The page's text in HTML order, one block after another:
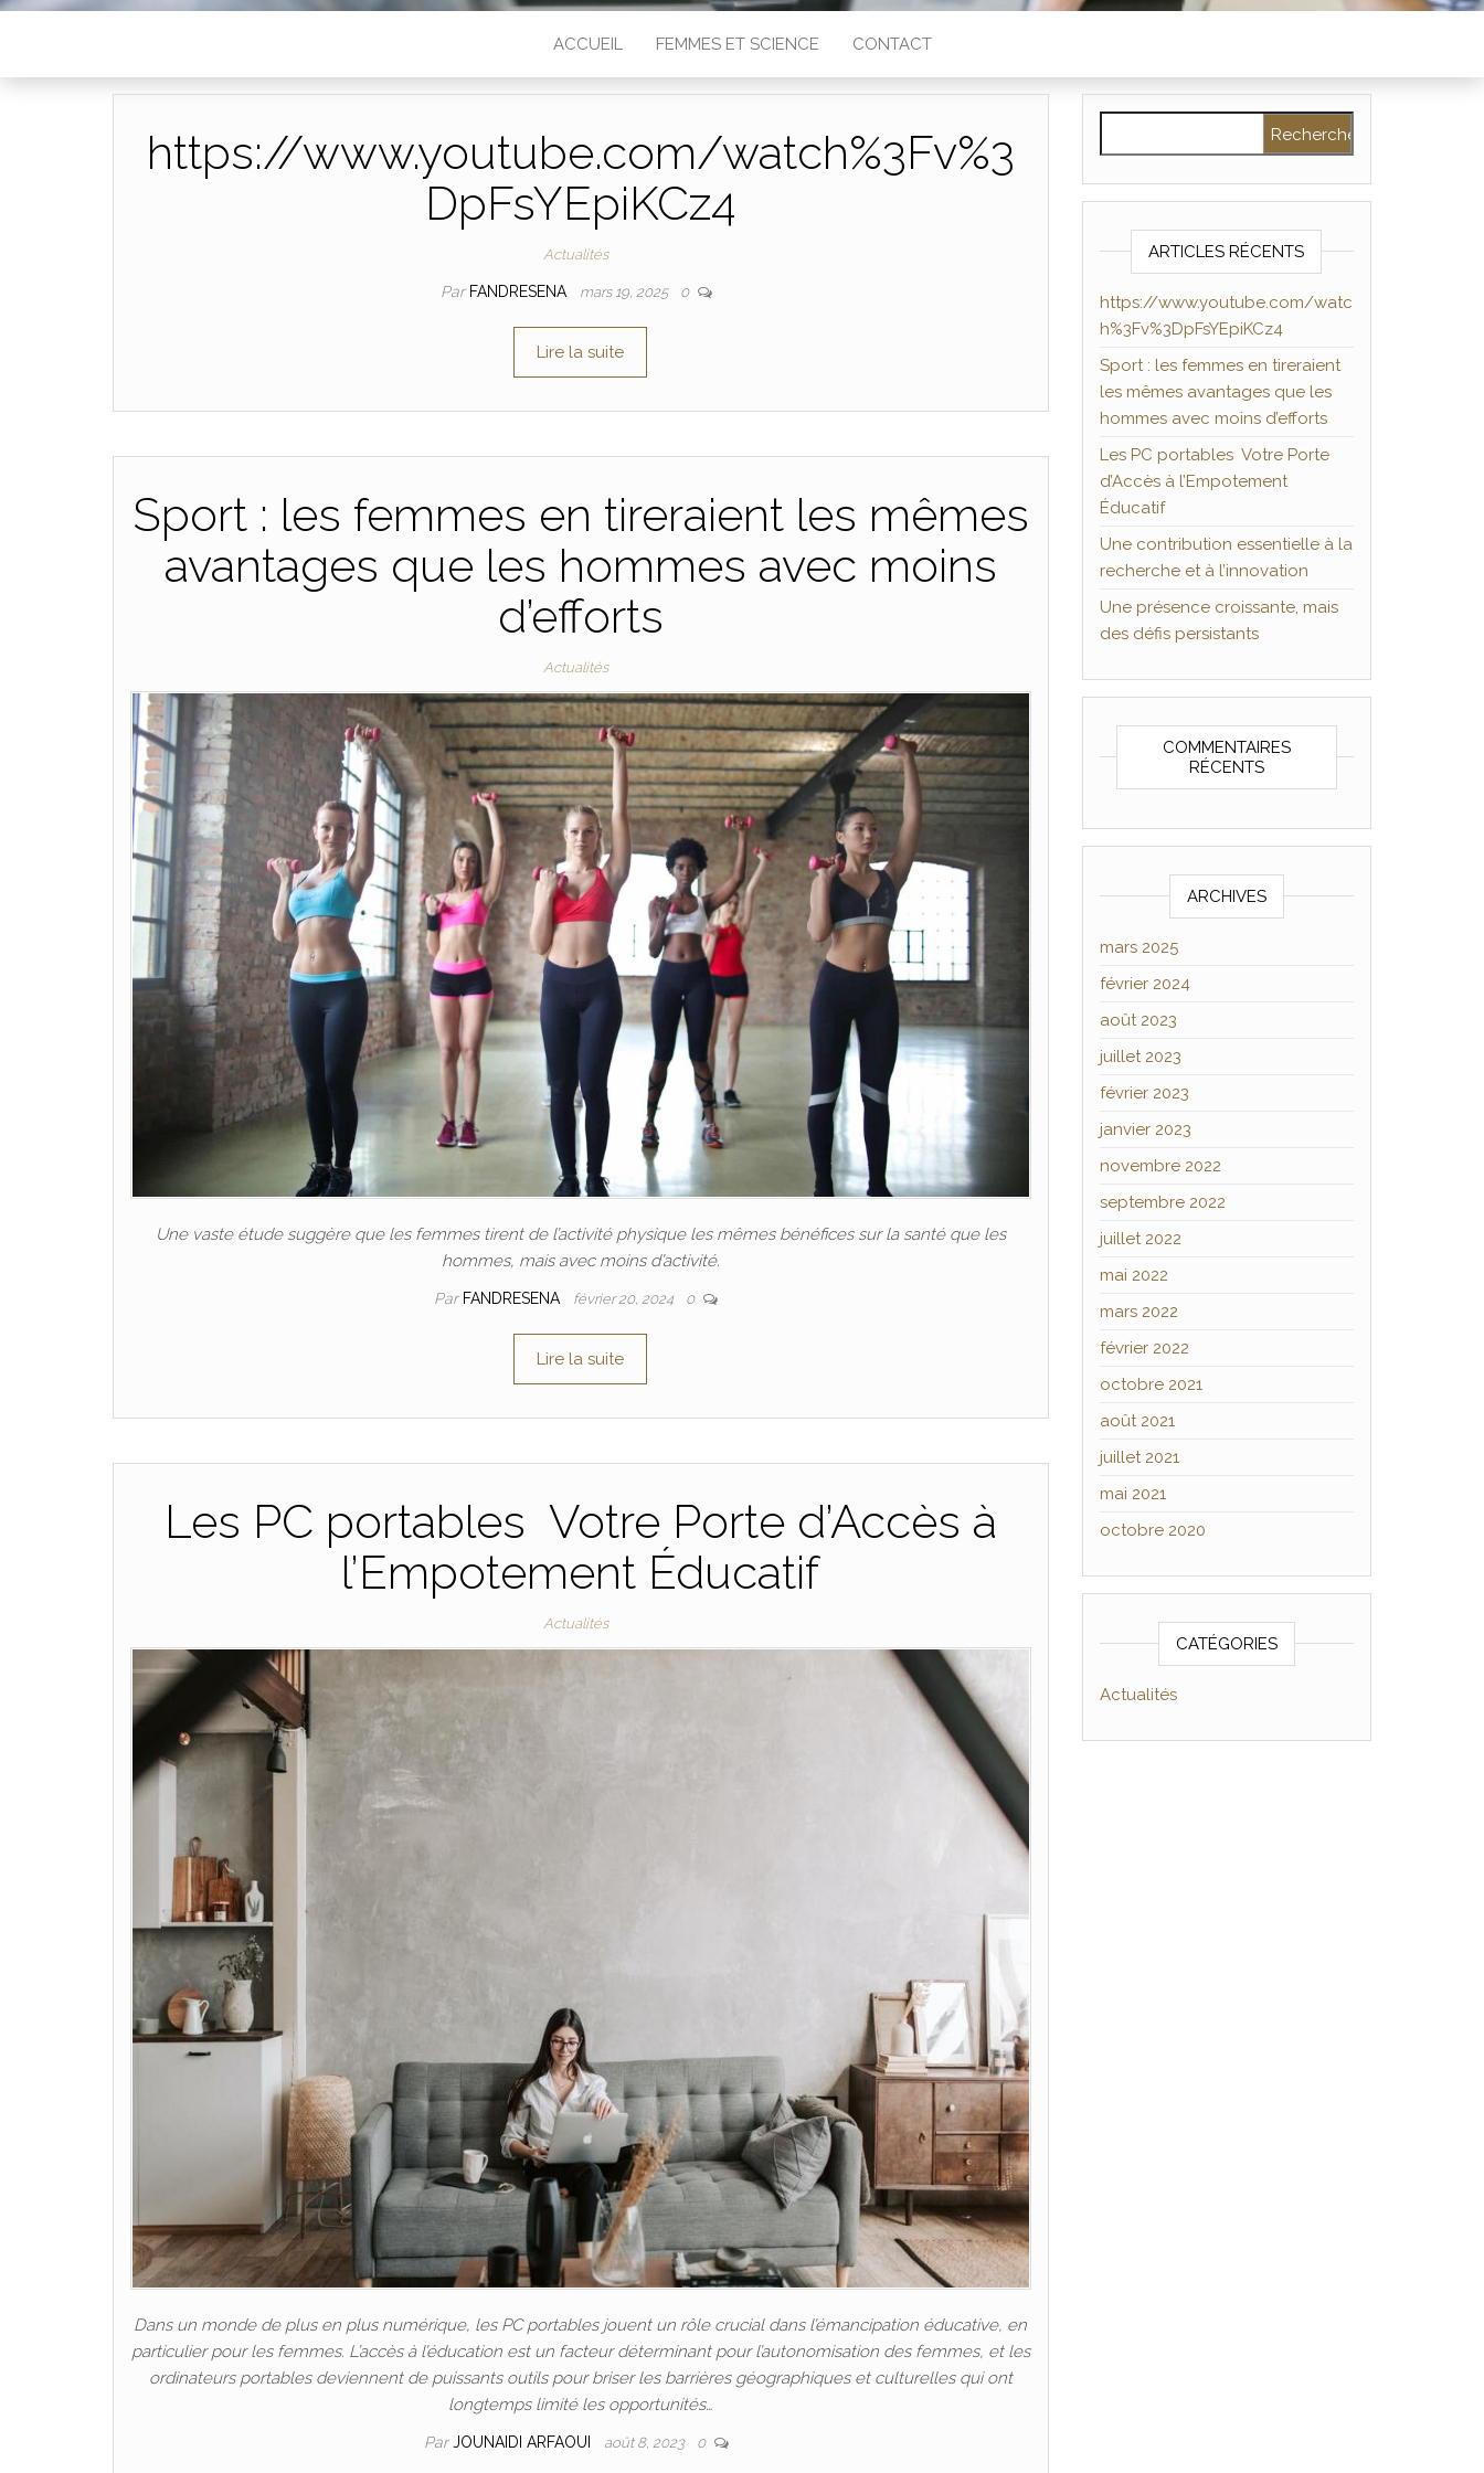
ACCUEIL FEMMES ET SCIENCE CONTACT
https://www.youtube.com/watch%3Fv%3
DpFsYEpiKCz4
Actualités
Par FANDRESENA mars 19, 2025 0
Lire la suite
Sport : les femmes en tireraient les mêmes
avantages que les hommes avec moins
d’efforts
Actualités
Une vaste étude suggère que les femmes tirent de l’activité physique les mêmes bénéfices sur la santé que les
hommes, mais avec moins d’activité.
Par FANDRESENA février 20, 2024 0
Lire la suite
Les PC portables Votre Porte d’Accès à
l’Empotement Éducatif
Actualités
Dans un monde de plus en plus numérique, les PC portables jouent un rôle crucial dans l’émancipation éducative, en
particulier pour les femmes. L’accès à l’éducation est un facteur déterminant pour l’autonomisation des femmes, et les
ordinateurs portables deviennent de puissants outils pour briser les barrières géographiques et culturelles qui ont
longtemps limité les opportunités…
ParJOUNAIDI ARFAOUI août 8, 2023 0
ARTICLES RÉCENTS
https://www.youtube.com/watc
h%3Fv%3DpFsYEpiKCz4
Sport : les femmes en tireraient
les mêmes avantages que les
hommes avec moins d’efforts
Les PC portables Votre Porte
d’Accès à l’Empotement
Éducatif
Une contribution essentielle à la
recherche et à l’innovation
Une présence croissante, mais
des défis persistants
COMMENTAIRES
RÉCENTS
ARCHIVES
mars 2025
février 2024
août 2023
juillet 2023
février 2023
janvier 2023
novembre 2022
septembre 2022
juillet 2022
mai 2022
mars 2022
février 2022
octobre 2021
août 2021
juillet 2021
mai 2021
octobre 2020
CATÉGORIES
Actualités